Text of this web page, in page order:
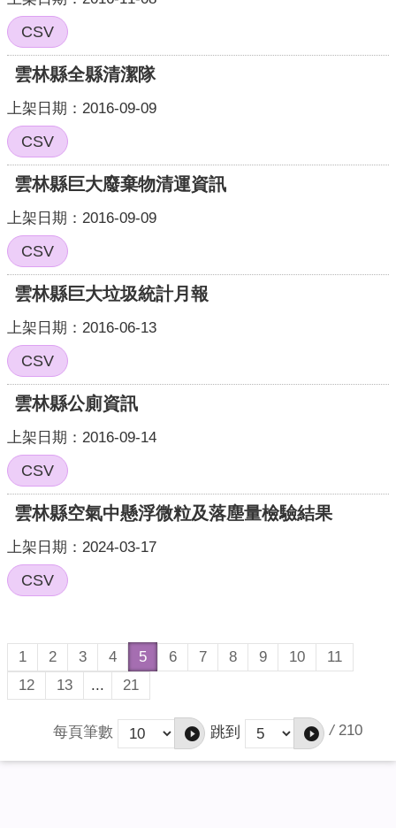
CSV
雲林縣全縣清潔隊
上架日期：2016-09-09
CSV
雲林縣巨大廢棄物清運資訊
上架日期：2016-09-09
CSV
雲林縣巨大垃圾統計月報
上架日期：2016-06-13
CSV
雲林縣公廁資訊
上架日期：2016-09-14
CSV
雲林縣空氣中懸浮微粒及落塵量檢驗結果
上架日期：2024-03-17
CSV
1 2 3 4 5 6 7 8 9 10
11
12
13 ... 21
每頁筆數 跳到 / 210